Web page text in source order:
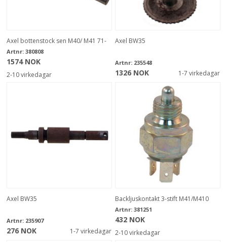
Axel bottenstock sen M40/ M41 71-
Artnr: 380808
1574 NOK
2-10 virkedagar
Axel BW35
Artnr: 235548
1326 NOK 1-7 virkedagar
Axel BW35
Artnr: 235907
276 NOK 1-7 virkedagar
Backljuskontakt 3-stift M41/M410
Artnr: 381251
432 NOK
2-10 virkedagar